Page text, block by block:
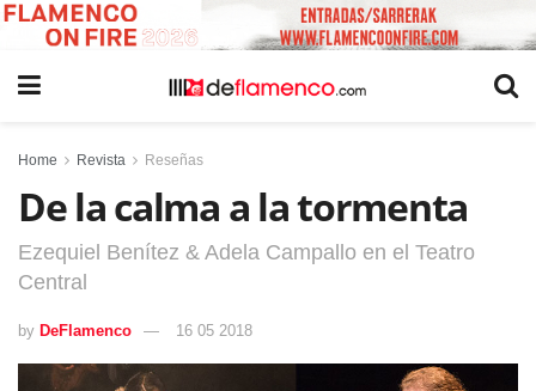
Home Revista Reseñas
De la calma a la tormenta
Ezequiel Benítez & Adela Campallo en el Teatro
Central
by DeFlamenco 16 05 2018